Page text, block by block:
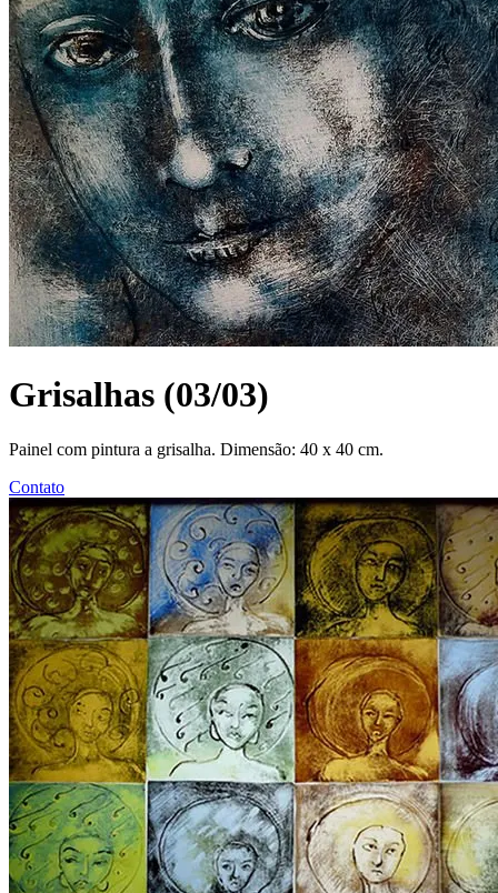
Grisalhas (03/03)
Painel com pintura a grisalha. Dimensão: 40 x 40 cm.
Contato